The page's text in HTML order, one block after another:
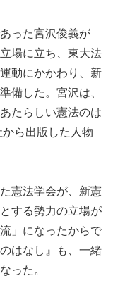
った宮沢俊義が
場に立ち、東大法
動にかかわり、新
備した。宮沢は、
たらしい憲法のは
ら出版した人物
憲法学会が、新憲
する勢力の立場が
」になったからで
はなし』も、一緒
った。